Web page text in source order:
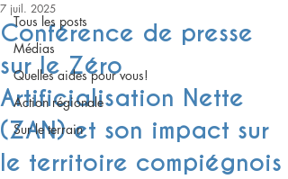
Tous les posts
Médias
Quelles aides pour vous!
Action régionale
Sur le terrain
Conférence de presse
sur le Zéro
Artificialisation Nette
(ZAN) et son impact sur
le territoire compiégnois
7 juil. 2025